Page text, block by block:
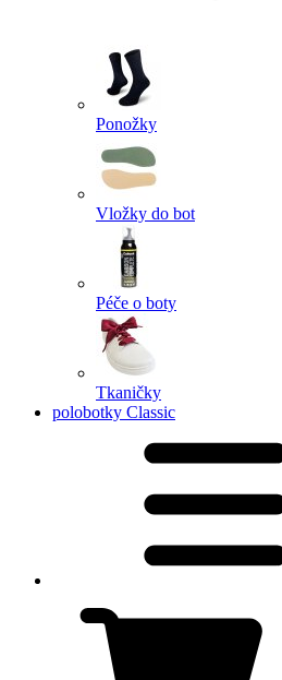
Ponožky
Vložky do bot
Péče o boty
Tkaničky
polobotky Classic